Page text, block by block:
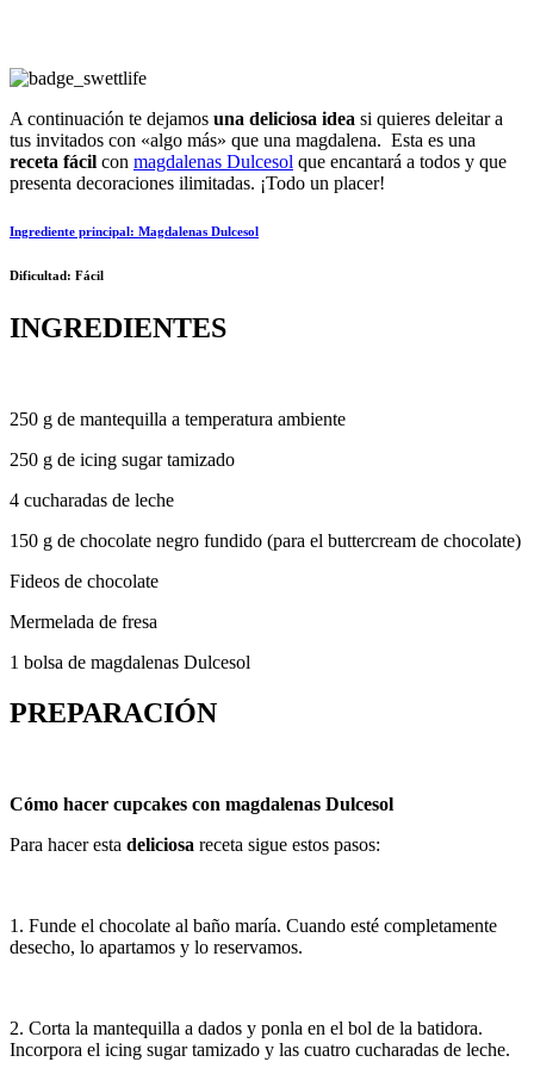
A continuación te dejamos una deliciosa idea si quieres deleitar a
tus invitados con «algo más» que una magdalena. Esta es una
receta fácil con magdalenas Dulcesol que encantará a todos y que
presenta decoraciones ilimitadas. ¡Todo un placer!
Ingrediente principal: Magdalenas Dulcesol
Dificultad: Fácil
INGREDIENTES
250 g de mantequilla a temperatura ambiente
250 g de icing sugar tamizado
4 cucharadas de leche
150 g de chocolate negro fundido (para el buttercream de chocolate)
Fideos de chocolate
Mermelada de fresa
1 bolsa de magdalenas Dulcesol
PREPARACIÓN
Cómo hacer cupcakes con magdalenas Dulcesol
Para hacer esta deliciosa receta sigue estos pasos:
1. Funde el chocolate al baño maría. Cuando esté completamente
desecho, lo apartamos y lo reservamos.
2. Corta la mantequilla a dados y ponla en el bol de la batidora.
Incorpora el icing sugar tamizado y las cuatro cucharadas de leche.